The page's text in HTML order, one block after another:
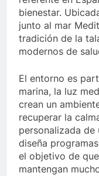
bienestar.
junto al mar
tradición de la
modernos de
El entorno es
marina, la luz
crean un
recuperar la
personalizada
diseña
el objetivo de
mantengan